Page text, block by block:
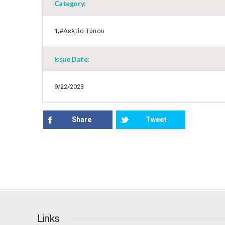
Category:
1;#Δελτίο Τύπου
Issue Date:
9/22/2023
Share Tweet
Links